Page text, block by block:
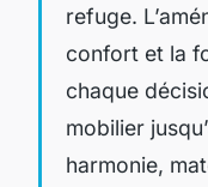
refuge.
confort et la
chaque
mobilier
harmonie,